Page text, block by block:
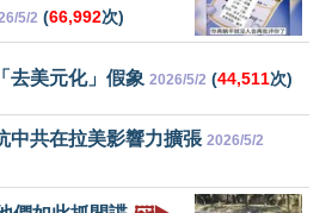
5/2 (66,992次)
去美元化」假象 2026/5/2 (44,511次)
中共在拉美影響力擴張 2026/5/2